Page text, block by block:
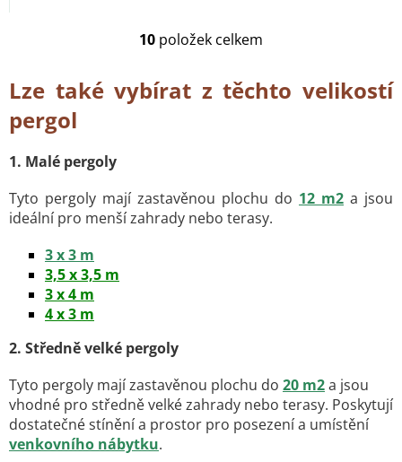
O
á
r
v
10 položek celkem
Lze také vybírat z těchto velikostí
pergol
1. Malé pergoly
Tyto pergoly mají zastavěnou plochu do 12 m2 a jsou
ideální pro menší zahrady nebo terasy.
3 x 3 m
3,5 x 3,5 m
3 x 4 m
4 x 3 m
2. Středně velké pergoly
Tyto pergoly mají zastavěnou plochu do 20 m2a jsou
vhodné pro středně velké zahrady nebo terasy. Poskytují
dostatečné stínění a prostor pro posezení a umístění
venkovního nábytku.